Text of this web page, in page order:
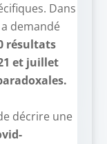
Dans
demandé
résultats
et juillet
décrire une